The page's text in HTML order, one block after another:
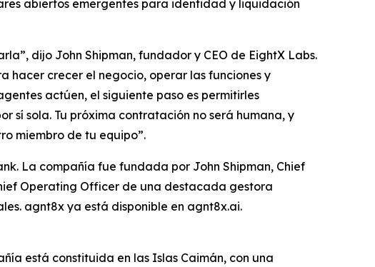
abiertos emergentes para identidad y liquidación
dijo John Shipman, fundador y CEO de EightX Labs.
hacer crecer el negocio, operar las funciones y
actúen, el siguiente paso es permitirles
sí sola. Tu próxima contratación no será humana, y
miembro de tu equipo”.
La compañía fue fundada por John Shipman, Chief
Operating Officer de una destacada gestora
agnt8x ya está disponible en agnt8x.ai.
está constituida en las Islas Caimán, con una